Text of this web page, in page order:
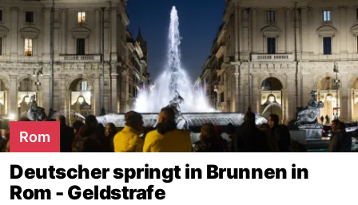
Rom
Deutscher springt in Brunnen in
Rom - Geldstrafe